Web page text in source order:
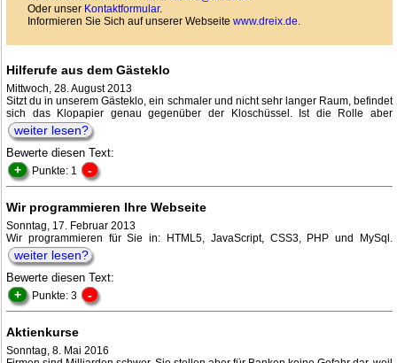
Oder unser Kontaktformular.
Informieren Sie Sich auf unserer Webseite www.dreix.de.
Hilferufe aus dem Gästeklo
Mittwoch, 28. August 2013
Sitzt du in unserem Gästeklo, ein schmaler und nicht sehr langer Raum, befindet
sich das Klopapier genau gegenüber der Kloschüssel. Ist die Rolle aber
weiter lesen?
Bewerte diesen Text:
+ Punkte: 1 -
Wir programmieren Ihre Webseite
Sonntag, 17. Februar 2013
Wir programmieren für Sie in: HTML5, JavaScript, CSS3, PHP und MySql.
weiter lesen?
Bewerte diesen Text:
+ Punkte: 3 -
Aktienkurse
Sonntag, 8. Mai 2016